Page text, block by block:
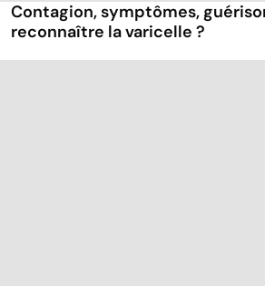
Contagion, symptômes,
reconnaître la varicelle ?